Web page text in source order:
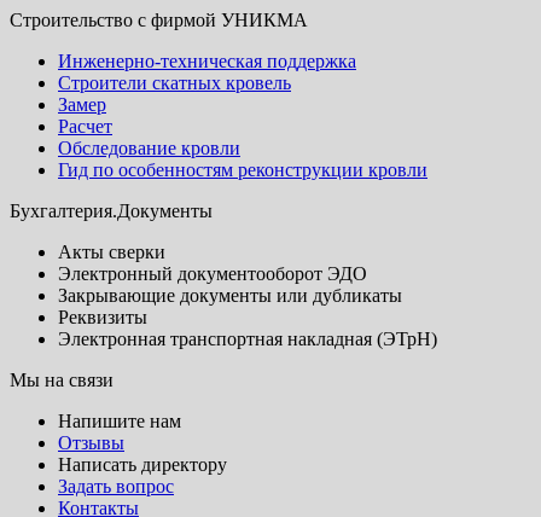
Строительство с фирмой УНИКМА
Инженерно-техническая поддержка
Строители скатных кровель
Замер
Расчет
Обследование кровли
Гид по особенностям реконструкции кровли
Бухгалтерия.Документы
Акты сверки
Электронный документооборот ЭДО
Закрывающие документы или дубликаты
Реквизиты
Электронная транспортная накладная (ЭТрН)
Мы на связи
Напишите нам
Отзывы
Написать директору
Задать вопрос
Контакты